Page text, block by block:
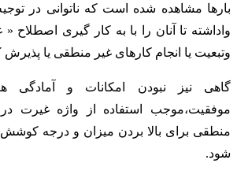
بارها مشاهده شده است که ناتوانی در
واداشته تا آنان را با به کار گیری اصطلاح «
وتبعیت یا انجام کارهای غیر منطقی یا ‌پذیرش
گاهی نیز نبودن امکانات و آمادگی
موفقیت،موجب استفاده از واژه غیرت
منطقی برای بالا بردن میزان و درجه
شود.